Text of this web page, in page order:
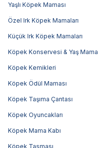
Yaşlı Köpek Maması
Özel Irk Köpek Mamaları
Küçük Irk Köpek Mamaları
Köpek Konservesi & Yaş Mama
Köpek Kemikleri
Köpek Ödül Maması
Köpek Taşıma Çantası
Köpek Oyuncakları
Köpek Mama Kabı
Köpek Tasması